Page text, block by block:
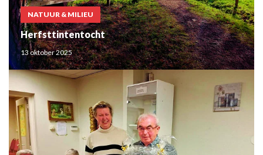
NATUUR & MILIEU
Herfsttintentocht
13 oktober 2025